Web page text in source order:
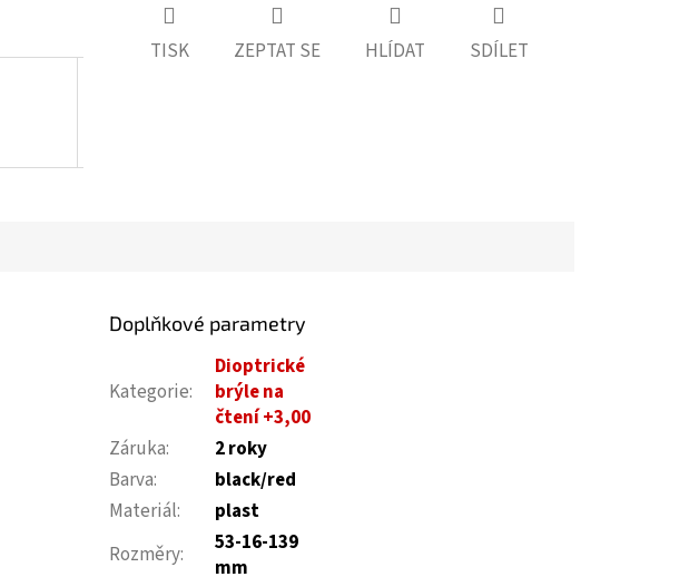
TISK ZEPTAT SE HLÍDAT SDÍLET
Doplňkové parametry
Kategorie:
Dioptrické
brýle na
čtení +3,00
Záruka:
2 roky
Barva:
black/red
Materiál:
plast
Rozměry:
53-16-139
mm